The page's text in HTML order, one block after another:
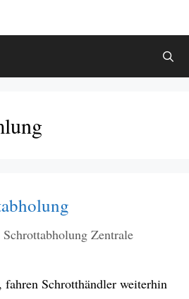
Schrottabholung Zentrale
Schrotthändler weiterhin